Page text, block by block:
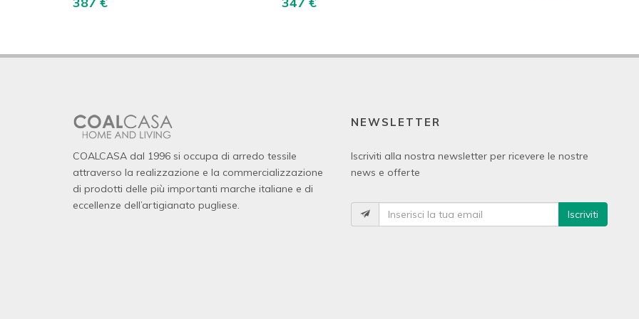
COALCASA dal 1996 si occupa di arredo tessile
attraverso la realizzazione e la commercializzazione
di prodotti delle più importanti marche italiane e di
eccellenze dell’artigianato pugliese.
NEWSLETTER
Iscriviti alla nostra newsletter per ricevere le nostre
news e offerte
Iscriviti